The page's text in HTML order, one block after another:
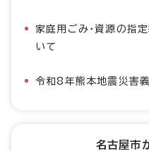
家庭用ごみ・資源の指
いて
令和8年熊本地震災害
名古屋市